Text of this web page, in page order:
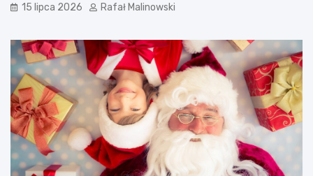
15 lipca 2026 Rafał Malinowski